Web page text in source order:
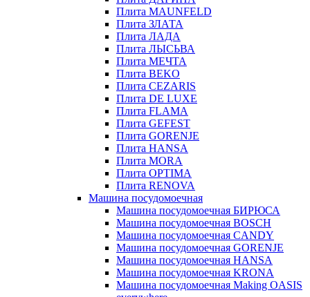
Плита MAUNFELD
Плита ЗЛАТА
Плита ЛАДА
Плита ЛЫСЬВА
Плита МЕЧТА
Плита BEKO
Плита CEZARIS
Плита DE LUXE
Плита FLAMA
Плита GEFEST
Плита GORENJE
Плита HANSA
Плита MORA
Плита OPTIMA
Плита RENOVA
Машина посудомоечная
Машина посудомоечная БИРЮСА
Машина посудомоечная BOSCH
Машина посудомоечная CANDY
Машина посудомоечная GORENJE
Машина посудомоечная HANSA
Машина посудомоечная KRONA
Машина посудомоечная Making OASIS